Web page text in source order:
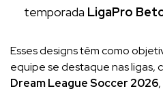
temporada LigaPro
Esses designs têm como
equipe se destaque nas ligas,
Dream League Soccer 2026